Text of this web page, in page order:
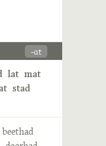
-ɑt
lat mat
stad
beethad